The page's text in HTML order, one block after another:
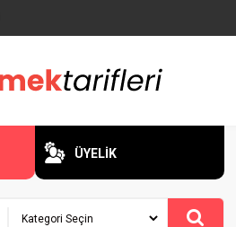
ÜYELİK